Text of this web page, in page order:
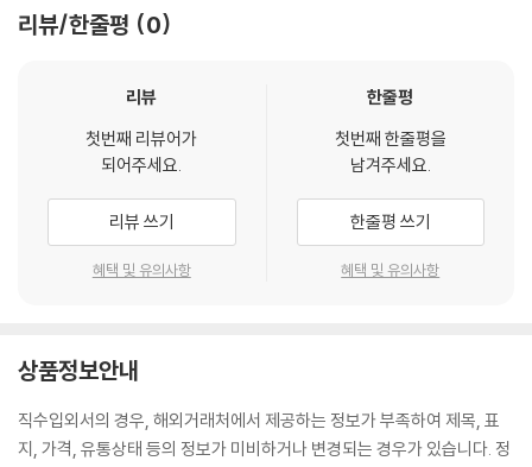
리뷰/한줄평 0
리뷰
첫번째 리뷰어가
되어주세요.
리뷰 쓰기
혜택 및 유의사항
한줄평
첫번째 한줄평을
남겨주세요.
한줄평 쓰기
혜택 및 유의사항
상품정보안내
직수입외서의 경우, 해외거래처에서 제공하는 정보가 부족하여 제목, 표
지, 가격, 유통상태 등의 정보가 미비하거나 변경되는 경우가 있습니다. 정